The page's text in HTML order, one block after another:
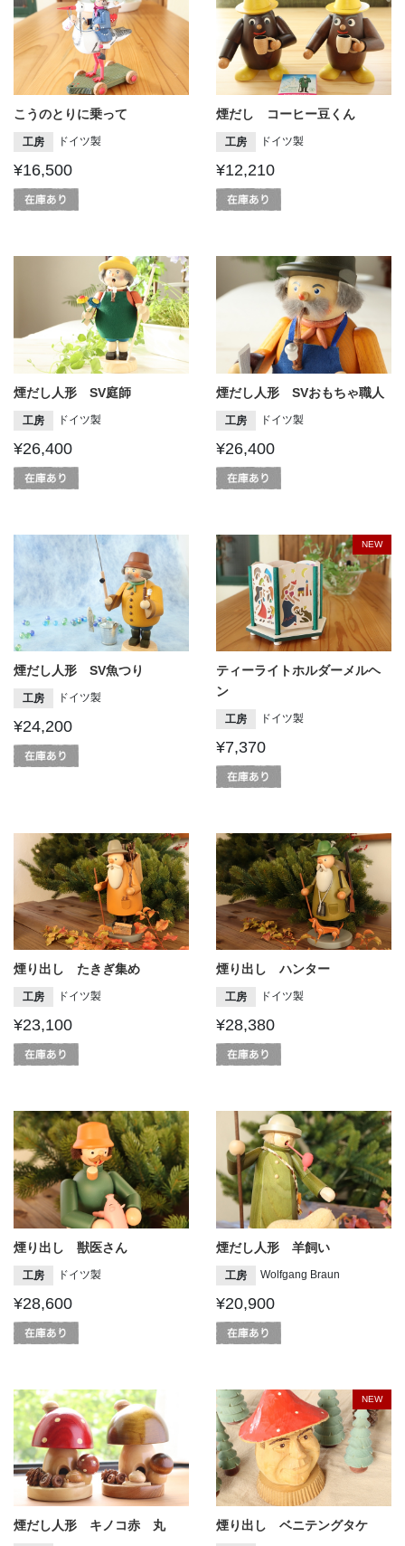
こうのとりに乗って
工房 ドイツ製
¥16,500
煙だし コーヒー豆くん
工房 ドイツ製
¥12,210
煙だし人形 SV庭師
工房 ドイツ製
¥26,400
煙だし人形 SVおもちゃ職人
工房 ドイツ製
¥26,400
煙だし人形 SV魚つり
工房 ドイツ製
¥24,200
NEW
ティーライトホルダーメルヘ
ン
工房 ドイツ製
¥7,370
煙り出し たきぎ集め
工房 ドイツ製
¥23,100
煙り出し ハンター
工房 ドイツ製
¥28,380
煙り出し 獣医さん
工房 ドイツ製
¥28,600
煙だし人形 羊飼い
工房 Wolfgang Braun
¥20,900
煙だし人形 キノコ赤 丸
NEW
煙り出し ベニテングタケ